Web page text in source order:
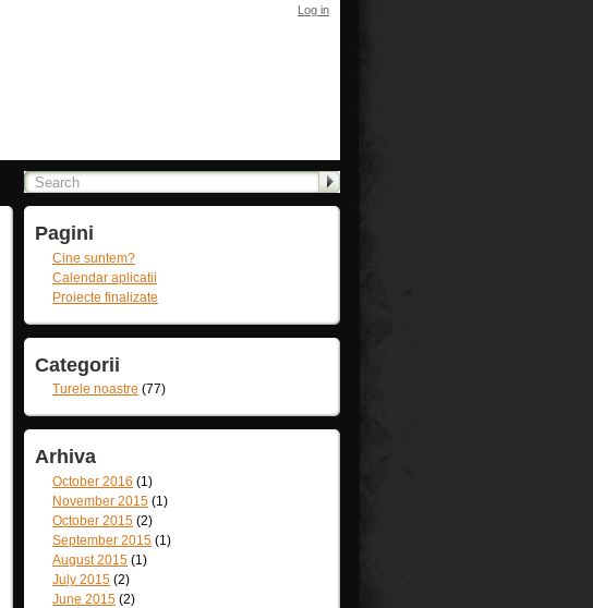
Log in
Pagini
Cine suntem?
Calendar aplicatii
Proiecte finalizate
Categorii
Turele noastre (77)
Arhiva
October 2016 (1)
November 2015 (1)
October 2015 (2)
September 2015 (1)
August 2015 (1)
July 2015 (2)
June 2015 (2)